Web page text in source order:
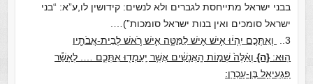
בבני ישראל מתייחסת לגברים ולא לנשים: קידושין לו,ע”א: “בני
ישראל סומכים ואין בנות ישראל סומכות”)….
3..
וְאִתְּכֶ֣ם יִֽהְי֔וּ אִ֥ישׁ אִ֖ישׁ לַמַּטֶּ֑ה אִ֛ישׁ רֹ֥אשׁ לְבֵית-אֲבֹתָ֖יו
הֽוּא:{ה}וְאֵ֨לֶּה֙ שְׁמ֣וֹת הָֽאֲנָשִׁ֔ים אֲשֶׁ֥ר יַֽעַמְד֖וּ אִתְּכֶ֑ם …. לְאָשֵׁ֕ר
פַּגְעִיאֵ֖ל בֶּן-עָכְרָֽן: